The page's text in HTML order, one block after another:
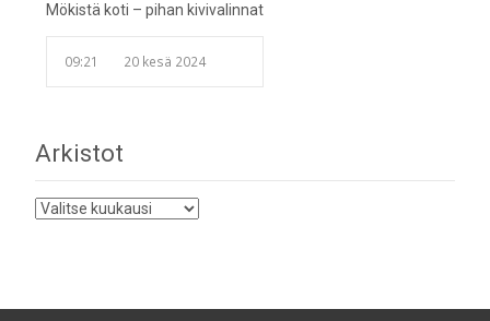
Mökistä koti – pihan kivivalinnat
09:21 20 kesä 2024
Arkistot
Arkistot